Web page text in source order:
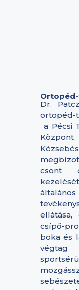
Dr.
ortopéd-
a Pécsi
csont
ellátása,
csípő-
boka és
végtag